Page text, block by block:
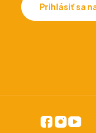
Prihlásiť sa